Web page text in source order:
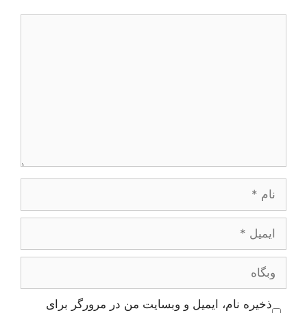
وبگاه
ذخیره نام، ایمیل و وبسایت من در مرورگر برای